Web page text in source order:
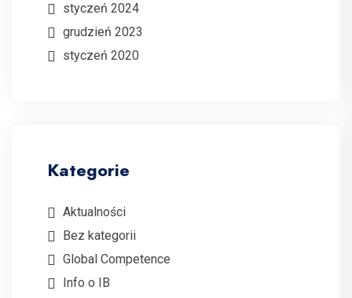
styczeń 2024
grudzień 2023
styczeń 2020
Kategorie
Aktualności
Bez kategorii
Global Competence
Info o IB